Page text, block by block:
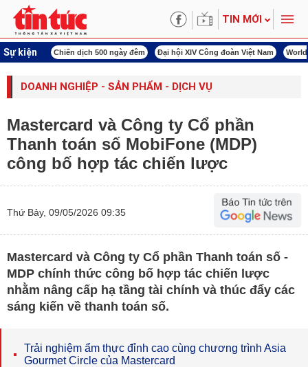
TIN MỚI
Sự kiện
mạng Chiến dịch 500 ngày đêm Đại hội XIV Công đoàn Việt Nam
DOANH NGHIỆP - SẢN PHẨM - DỊCH VỤ
Mastercard và Công ty Cổ phần
Thanh toán số MobiFone (MDP)
công bố hợp tác chiến lược
Thứ Bảy, 09/05/2026 09:35
Mastercard và Công ty Cổ phần Thanh toán số -
MDP chính thức công bố hợp tác chiến lược
nhằm nâng cấp hạ tầng tài chính và thúc đẩy các
sáng kiến về thanh toán số.
Trải nghiệm ẩm thực đỉnh cao cùng chương trình Asia
Gourmet Circle của Mastercard